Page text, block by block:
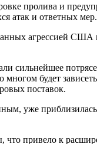
пролива и
атак и ответных мер.
агрессией США
будет
поставок.
уже приблизилась
привело к